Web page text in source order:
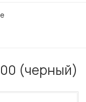
(черный)